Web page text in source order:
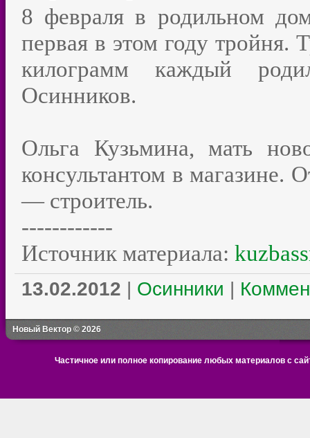
8 февраля в родильном
первая в этом году тройня.
килограмм каждый
Осинников.
Ольга Кузьмина, мать
консультантом в магазине.
— строитель.
------------
Источник материала:
13.02.2012 | Осинники |
Новый Вектор © 2026
Частичное или полное копирование любых материалов с